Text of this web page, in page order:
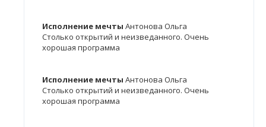
Исполнение мечты Антонова Ольга
Столько открытий и неизведанного. Очень
хорошая программа
Исполнение мечты Антонова Ольга
Столько открытий и неизведанного. Очень
хорошая программа